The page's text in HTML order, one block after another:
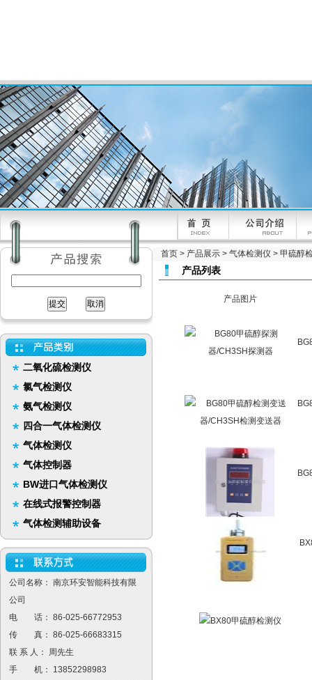
二氧化硫检测仪
氯气检测仪
氨气检测仪
四合一气体检测仪
气体检测仪
气体控制器
BW进口气体检测仪
在线式报警控制器
气体检测辅助设备
公司名称： 南京环安智能科技有限
公司
电 话： 86-025-66772953
传 真： 86-025-66683315
联 系 人： 周先生
手 机： 13852298983
首页 > 产品展示 > 气体检测仪 > 甲硫醇
产品列表
产品图片